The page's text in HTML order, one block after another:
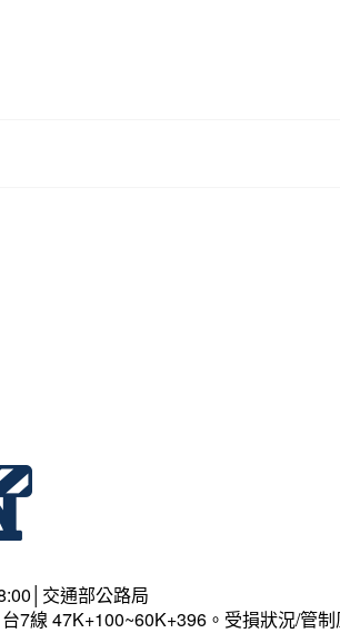
交通部公路局
7線 47K+100~60K+396。受損狀況/管